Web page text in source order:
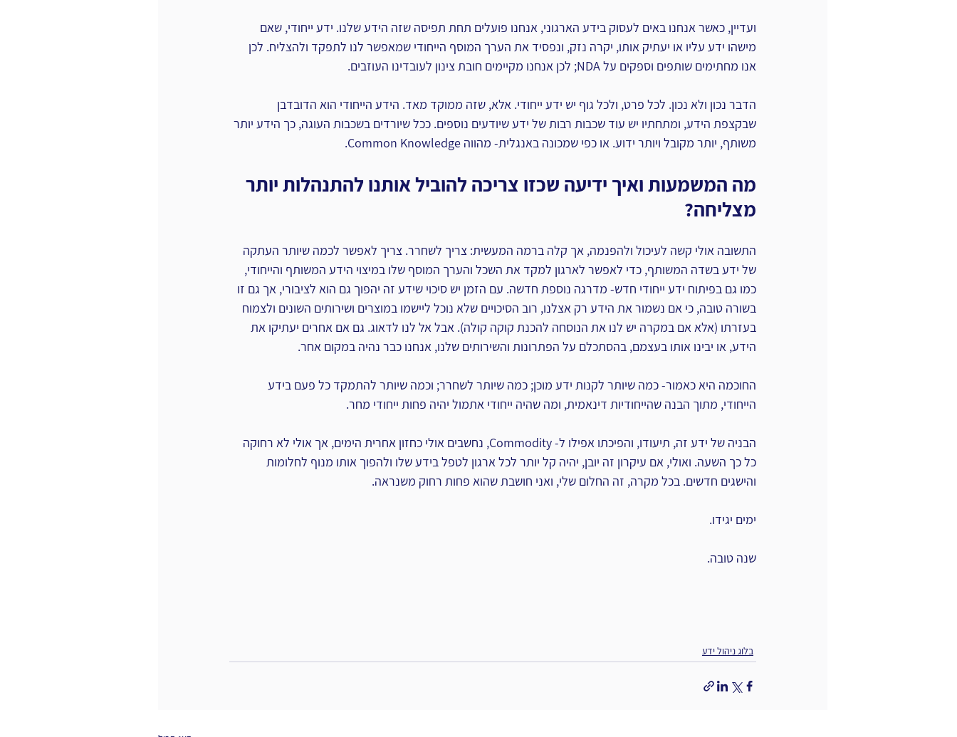
ועדיין, כאשר אנחנו באים לעסוק בידע הארגוני, אנחנו פועלים תחת תפיסה שזה הידע שלנו. ידע ייחודי, שאם
מישהו ידע עליו או יעתיק אותו, יקרה נזק, ונפסיד את הערך המוסף הייחודי שמאפשר לנו לתפקד ולהצליח. לכן
אנו מחתימים שותפים וספקים על NDA; לכן אנחנו מקיימים חובת צינון לעובדינו העוזבים.
הדבר נכון ולא נכון. לכל פרט, ולכל גוף יש ידע ייחודי. אלא, שזה ממוקד מאד. הידע הייחודי הוא הדובדבן
שבקצפת הידע, ומתחתיו יש עוד שכבות רבות של ידע שיודעים נוספים. ככל שיורדים בשכבות העוגה, כך הידע יותר
משותף, יותר מקובל ויותר ידוע. או כפי שמכונה באנגלית- מהווה Common Knowledge.
מה המשמעות ואיך ידיעה שכזו צריכה להוביל אותנו להתנהלות יותר
מצליחה?
התשובה אולי קשה לעיכול ולהפנמה, אך קלה ברמה המעשית: צריך לשחרר. צריך לאפשר לכמה שיותר העתקה
של ידע בשדה המשותף, כדי לאפשר לארגון למקד את השכל והערך המוסף שלו במיצוי הידע המשותף והייחודי,
כמו גם בפיתוח ידע ייחודי חדש- מדרגה נוספת חדשה. עם הזמן יש סיכוי שידע זה יהפוך גם הוא לציבורי, אך גם זו
בשורה טובה, כי אם נשמור את הידע רק אצלנו, רוב הסיכויים שלא נוכל ליישמו במוצרים ושירותים השונים ולצמוח
בעזרתו (אלא אם במקרה יש לנו את הנוסחה להכנת קוקה קולה). אבל אל לנו לדאוג. גם אם אחרים יעתיקו את
הידע, או יבינו אותו בעצמם, בהסתכלם על הפתרונות והשירותים שלנו, אנחנו כבר נהיה במקום אחר.
החוכמה היא כאמור- כמה שיותר לקנות ידע מוכן; כמה שיותר לשחרר; וכמה שיותר להתמקד כל פעם בידע
הייחודי, מתוך הבנה שהייחודיות דינאמית, ומה שהיה ייחודי אתמול יהיה פחות ייחודי מחר.
הבניה של ידע זה, תיעודו, והפיכתו אפילו ל- Commodity, נחשבים אולי כחזון אחרית הימים, אך אולי לא רחוקה
כל כך השעה. ואולי, אם עיקרון זה יובן, יהיה קל יותר לכל ארגון לטפל בידע שלו ולהפוך אותו מנוף לחלומות
והישגים חדשים. בכל מקרה, זה החלום שלי, ואני חושבת שהוא פחות רחוק משנראה.
ימים יגידו.
שנה טובה.
בלוג ניהול ידע